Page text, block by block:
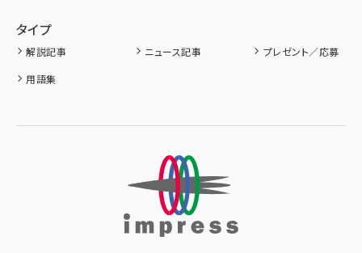
タイプ
解説記事 ニュース記事
プレゼント／応募
用語集